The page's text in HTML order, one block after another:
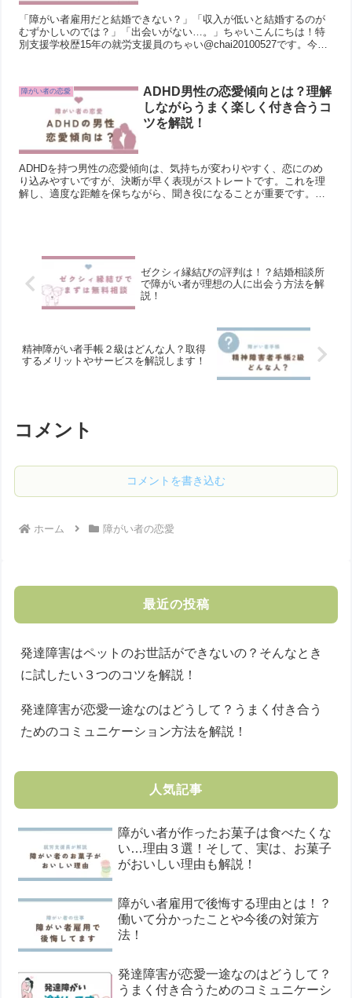
「障がい者雇用だと結婚できない？」「収入が低いと結婚するのが
むずかしいのでは？」「出会いがない…。」ちゃいこんにちは！特
別支援学校歴15年の就労支援員のちゃい@chai20100527です。今日
障がい者の恋愛
ADHD男性の恋愛傾向とは？理解
しながらうまく楽しく付き合うコ
ツを解説！
ADHDを持つ男性の恋愛傾向は、気持ちが変わりやすく、恋にのめ
り込みやすいですが、決断が早く表現がストレートです。これを理
解し、適度な距離を保ちながら、聞き役になることが重要です。喜
ゼクシィ縁結びの評判は！？結婚相談所
で障がい者が理想の人に出会う方法を解
説！
精神障がい者手帳２級はどんな人？取得
するメリットやサービスを解説します！
コメント
コメントを書き込む
ホーム 障がい者の恋愛
最近の投稿
発達障害はペットのお世話ができないの？そんなとき
に試したい３つのコツを解説！
発達障害が恋愛一途なのはどうして？うまく付き合う
ためのコミュニケーション方法を解説！
人気記事
障がい者が作ったお菓子は食べたくな
い…理由３選！そして、実は、お菓子
がおいしい理由も解説！
障がい者雇用で後悔する理由とは！？
働いて分かったことや今後の対策方
法！
発達障害が恋愛一途なのはどうして？
うまく付き合うためのコミュニケーシ